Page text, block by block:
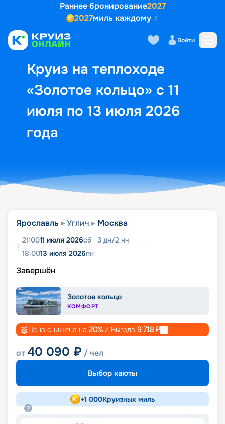
Раннее бронирование2027
2027миль каждому
Войти
Круиз на теплоходе
«Золотое кольцо» с 11
июля по 13 июля 2026
года
Выбор кают Маршрут и
Ярославль Углич Москва
21:0011 июля 2026сб 3 дн/2 нч
18:0013 июля 2026пн
Завершён
Золотое кольцо
КОМФОРТ
Цена снижена на 20% / Выгода 9 718₽
от40 090 ₽ / чел
Выбор каюты
+1 000Круизных миль